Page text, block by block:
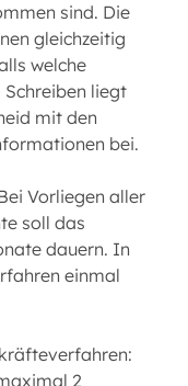
sind. Die
gleichzeitig
welche
liegt
mit den
bei.
Vorliegen aller
soll das
dauern. In
einmal
2